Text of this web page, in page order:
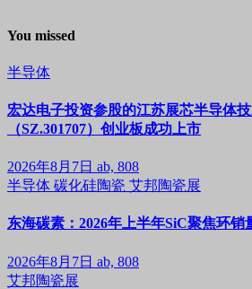
You missed
半导体
宏达电子投资参股的江苏展芯半导体
（SZ.301707）创业板成功上市
2026年8月7日 ab, 808
半导体 碳化硅陶瓷 艾邦陶瓷展
东海碳素：2026年上半年SiC聚焦环销
2026年8月7日 ab, 808
艾邦陶瓷展